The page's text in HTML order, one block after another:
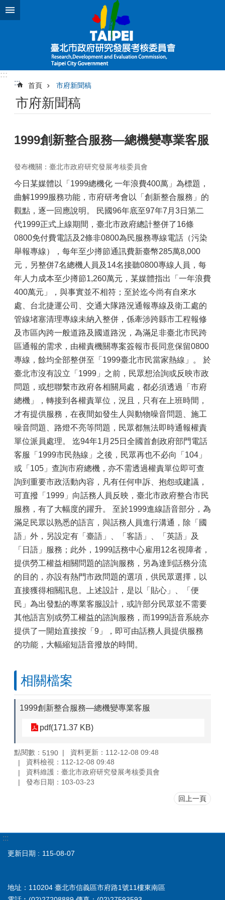
跳到主要內容區塊
:::
:::
首頁 市府新聞稿
市府新聞稿
1999創新整合服務—總機變專業客服
發布機關：臺北市政府研究發展考核委員會
今日某媒體以「1999總機化 一年浪費400萬」為標題，
曲解1999服務功能，市府研考會以「創新整合服務」的
觀點，逐一回應說明。 民國96年底至97年7月3日第二
代1999正式上線期間，臺北市政府總計整併了16條
0800免付費電話及2條非0800為民服務專線電話（污染
舉報專線），每年至少撙節通訊費新臺幣285萬8,000
元，另整併7名總機人員及14名接聽0800專線人員，每
年人力成本至少撙節1,260萬元，某媒體指出「一年浪費
400萬元」，與事實並不相符；至於迄今尚有自來水
處、台北捷運公司、交通大隊路況通報專線及衛工處的
管線堵塞清理專線未納入整併，係牽涉跨縣市工程報修
及市區內跨一般道路及國道路況，為滿足非臺北市民跨
區通報的需求，由權責機關專案簽報市長同意保留0800
專線，餘均全部整併至「1999臺北市民當家熱線」。 於
臺北市沒有設立「1999」之前，民眾想洽詢或反映市政
問題，或想聯繫市政府各相關局處，都必須透過「市府
總機」，轉接到各權責單位，況且，只有在上班時間，
才有提供服務，在夜間如發生人與動物噪音問題、施工
噪音問題、路燈不亮等問題，民眾都無法即時通報權責
單位派員處理。 迄94年1月25日全國首創政府部門電話
客服「1999市民熱線」之後，民眾再也不必向「104」
或「105」查詢市府總機，亦不需透過權責單位即可查
詢到重要市政活動內容，凡有任何申訴、抱怨或建議，
可直撥「1999」向話務人員反映，臺北市政府整合市民
服務，有了大幅度的躍升。 至於1999進線語音部分，為
滿足民眾以熟悉的語言，與話務人員進行溝通，除「國
語」外，另設定有「臺語」、「客語」、「英語」及
「日語」服務；此外，1999話務中心雇用12名視障者，
提供勞工權益相關問題的諮詢服務，另為達到話務分流
的目的，亦設有熱門市政問題的選項，供民眾選擇，以
直接獲得相關訊息。上述設計，是以「貼心」、「便
民」為出發點的專業客服設計，或許部分民眾並不需要
其他語言別或勞工權益的諮詢服務，而1999語音系統亦
提供了一開始直接按「9」，即可由話務人員提供服務
的功能，大幅縮短語音撥放的時間。
相關檔案
1999創新整合服務—總機變專業客服
pdf(171.37 KB)
點閱數： 5190
資料更新：112-12-08 09:48
資料檢視：112-12-08 09:48
資料維護：臺北市政府研究發展考核委員會
發布日期：103-03-23
回上一頁
:::
更新日期 115-08-07
地址：110204 臺北市信義區市府路1號11樓東南區